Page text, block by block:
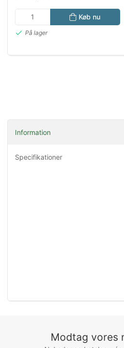
Køb nu
På lager
Information
Specifikationer
Modtag vores